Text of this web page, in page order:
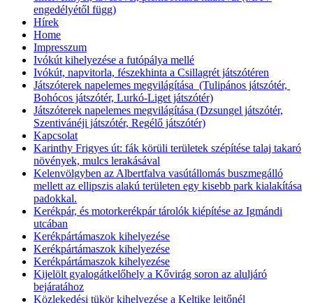
engedélyétől függ)
Hírek
Home
Impresszum
Ivókút kihelyezése a futópálya mellé
Ivókút, napvitorla, fészekhinta a Csillagrét játszótéren
Játszóterek napelemes megvilágítása (Tulipános játszótér,
Bohócos játszótér, Lurkó-Liget játszótér)
Játszóterek napelemes megvilágítása (Dzsungel játszótér,
Szentivánéji játszótér, Regélő játszótér)
Kapcsolat
Karinthy Frigyes út: fák körüli területek szépítése talaj takaró
növények, mulcs lerakásával
Kelenvölgyben az Albertfalva vasútállomás buszmegálló
mellett az ellipszis alakú területen egy kisebb park kialakítása
padokkal.
Kerékpár, és motorkerékpár tárolók kiépítése az Igmándi
utcában
Kerékpártámaszok kihelyezése
Kerékpártámaszok kihelyezése
Kerékpártámaszok kihelyezése
Kijelölt gyalogátkelőhely a Kővirág soron az aluljáró
bejáratához
Közlekedési tükör kihelyezése a Keltike lejtőnél